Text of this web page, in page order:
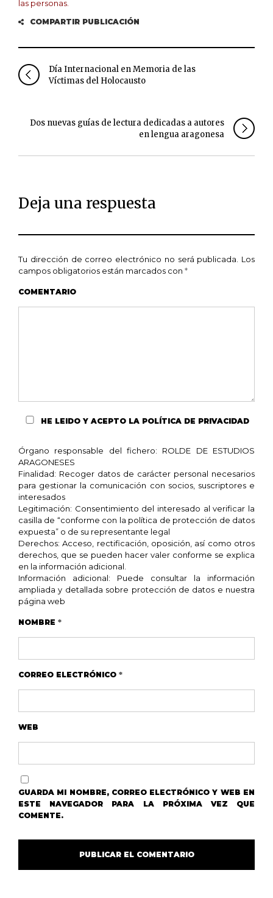
las personas.
COMPARTIR PUBLICACIÓN
Día Internacional en Memoria de las
Víctimas del Holocausto
Dos nuevas guías de lectura dedicadas a autores
en lengua aragonesa
Deja una respuesta
Tu dirección de correo electrónico no será publicada.
Los
campos obligatorios están marcados con *
COMENTARIO
HE LEIDO Y ACEPTO LA POLÍTICA DE PRIVACIDAD
Órgano responsable del fichero: ROLDE DE ESTUDIOS
ARAGONESES
Finalidad: Recoger datos de carácter personal necesarios
para gestionar la comunicación con socios, suscriptores e
interesados
Legitimación: Consentimiento del interesado al verificar la
casilla de “conforme con la política de protección de datos
expuesta” o de su representante legal
Derechos: Acceso, rectificación, oposición, así como otros
derechos, que se pueden hacer valer conforme se explica
en la información adicional.
Información adicional: Puede consultar la información
ampliada y detallada sobre protección de datos e nuestra
página web
NOMBRE *
CORREO ELECTRÓNICO *
WEB
GUARDA MI NOMBRE, CORREO ELECTRÓNICO Y WEB EN
ESTE NAVEGADOR PARA LA PRÓXIMA VEZ QUE
COMENTE.